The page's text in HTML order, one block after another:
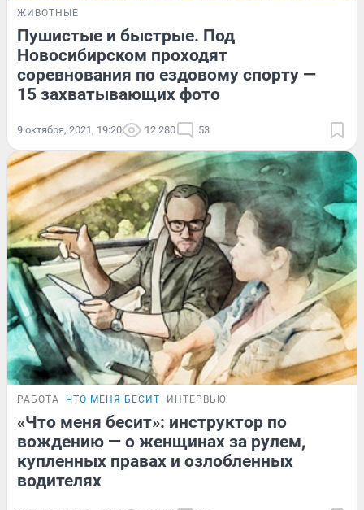
ЖИВОТНЫЕ
Пушистые и быстрые. Под
Новосибирском проходят
соревнования по ездовому спорту —
15 захватывающих фото
9 октября, 2021, 19:20 12 280 53
РАБОТА ЧТО МЕНЯ БЕСИТ ИНТЕРВЬЮ
«Что меня бесит»: инструктор по
вождению — о женщинах за рулем,
купленных правах и озлобленных
водителях